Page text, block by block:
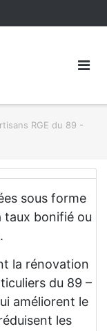
RGE du 89 -
sous forme
taux bonifié ou
la rénovation
du 89 –
améliorent le
les